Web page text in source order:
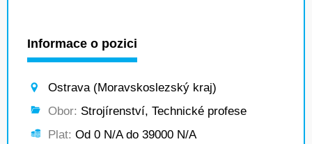
Informace o pozici
Ostrava (Moravskoslezský kraj)
Obor: Strojírenství, Technické profese
Plat: Od 0 N/A do 39000 N/A